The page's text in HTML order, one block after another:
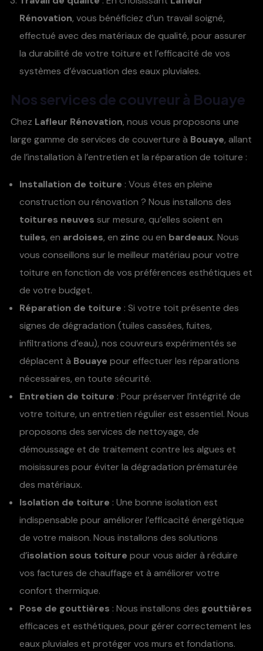
Rénovation, vous bénéficiez d’un travail soigné,
effectué avec des matériaux de qualité, pour assurer
la durabilité de votre toiture et l’efficacité de vos
systèmes d’évacuation des eaux pluviales.
Nos services de couvreur à Bouaye
Chez Lafleur Rénovation, nous vous proposons une
large gamme de services de couverture à Bouaye, allant
de l’installation à l’entretien et la réparation de toiture :
Installation de toiture : Vous êtes en pleine
construction ou rénovation ? Nous installons des
toitures neuves sur mesure, qu’elles soient en
tuiles, en ardoises, en zinc ou en bardeaux. Nous
vous conseillons sur le meilleur matériau pour votre
toiture en fonction de vos préférences esthétiques et
de votre budget.
Réparation de toiture : Si votre toit présente des
signes de dégradation (tuiles cassées, fuites,
infiltrations d’eau), nos couvreurs expérimentés se
déplacent à Bouaye pour effectuer les réparations
nécessaires, en toute sécurité.
Entretien de toiture : Pour préserver l’intégrité de
votre toiture, un entretien régulier est essentiel. Nous
proposons des services de nettoyage, de
démoussage et de traitement contre les algues et
moisissures pour éviter la dégradation prématurée
des matériaux.
Isolation de toiture : Une bonne isolation est
indispensable pour améliorer l’efficacité énergétique
de votre maison. Nous installons des solutions
d’isolation sous toiture pour vous aider à réduire
vos factures de chauffage et à améliorer votre
confort thermique.
Pose de gouttières : Nous installons des gouttières
efficaces et esthétiques, pour gérer correctement les
eaux pluviales et protéger vos murs et fondations.